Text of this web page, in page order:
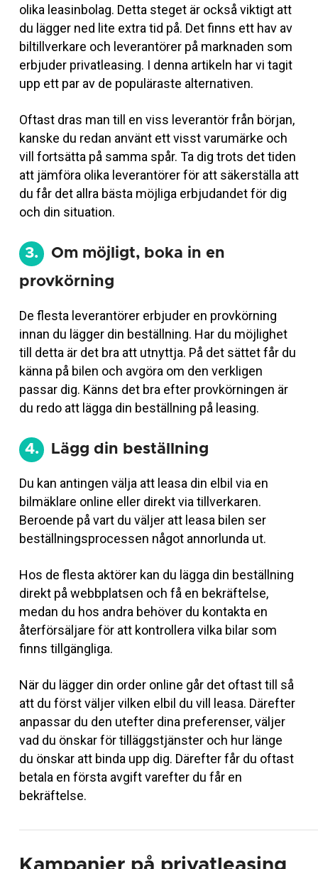
olika leasinbolag. Detta steget är också viktigt att
du lägger ned lite extra tid på. Det finns ett hav av
biltillverkare och leverantörer på marknaden som
erbjuder privatleasing. I denna artikeln har vi tagit
upp ett par av de populäraste alternativen.
Oftast dras man till en viss leverantör från början,
kanske du redan använt ett visst varumärke och
vill fortsätta på samma spår. Ta dig trots det tiden
att jämföra olika leverantörer för att säkerställa att
du får det allra bästa möjliga erbjudandet för dig
och din situation.
3.
Om möjligt, boka in en
provkörning
De flesta leverantörer erbjuder en provkörning
innan du lägger din beställning. Har du möjlighet
till detta är det bra att utnyttja. På det sättet får du
känna på bilen och avgöra om den verkligen
passar dig. Känns det bra efter provkörningen är
du redo att lägga din beställning på leasing.
4. Lägg din beställning
Du kan antingen välja att leasa din elbil via en
bilmäklare online eller direkt via tillverkaren.
Beroende på vart du väljer att leasa bilen ser
beställningsprocessen något annorlunda ut.
Hos de flesta aktörer kan du lägga din beställning
direkt på webbplatsen och få en bekräftelse,
medan du hos andra behöver du kontakta en
återförsäljare för att kontrollera vilka bilar som
finns tillgängliga.
När du lägger din order online går det oftast till så
att du först väljer vilken elbil du vill leasa. Därefter
anpassar du den utefter dina preferenser, väljer
vad du önskar för tilläggstjänster och hur länge
du önskar att binda upp dig. Därefter får du oftast
betala en första avgift varefter du får en
bekräftelse.